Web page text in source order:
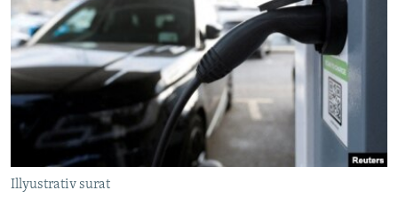
Озодлик бошқа тилларда
Illyustrativ surat